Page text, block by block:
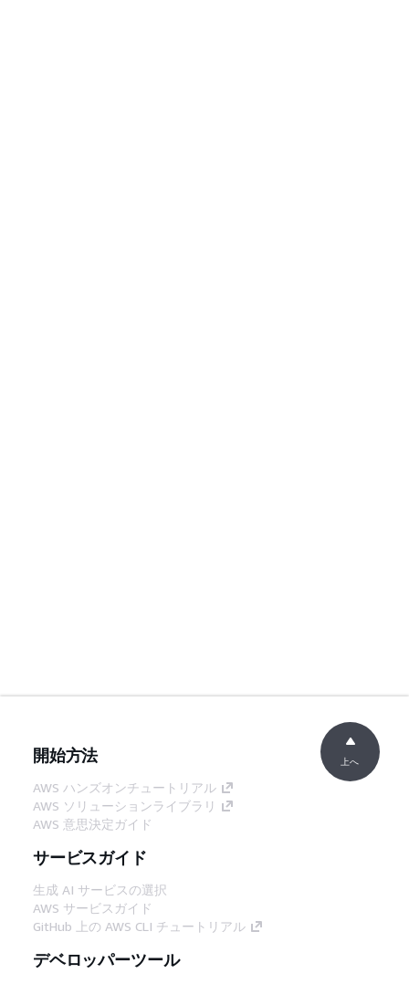
開始方法
AWS ハンズオンチュートリアル
AWS ソリューションライブラリ
AWS 意思決定ガイド
サービスガイド
生成 AI サービスの選択
AWS サービスガイド
GitHub 上の AWS CLI チュートリアル
デベロッパーツール
上へ